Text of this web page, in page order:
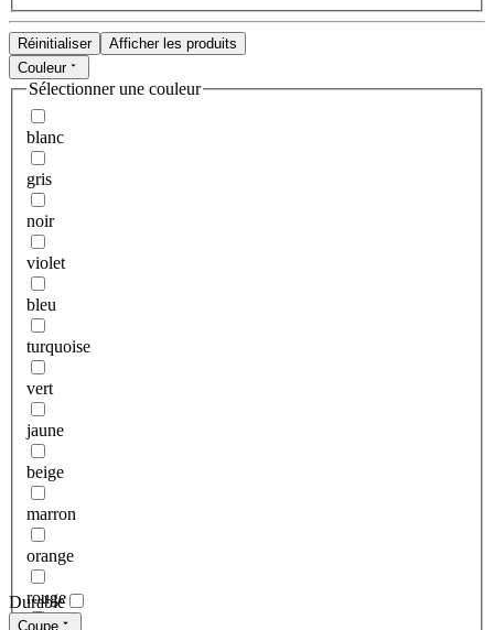
Réinitialiser
Afficher les produits
Couleur
Sélectionner une couleur
blanc
gris
noir
violet
bleu
turquoise
vert
jaune
beige
marron
orange
rouge
Durable
Coupe